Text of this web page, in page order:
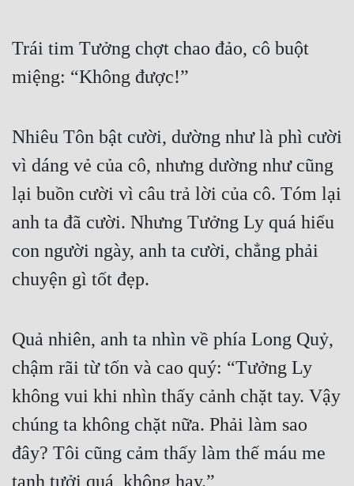
Trái tim Tưởng chợt chao đảo, cô buột
miệng: “Không được!”
Nhiêu Tôn bật cười, dường như là phì cười
vì dáng vẻ của cô, nhưng dường như cũng
lại buồn cười vì câu trả lời của cô. Tóm lại
anh ta đã cười. Nhưng Tưởng Ly quá hiểu
con người ngày, anh ta cười, chẳng phải
chuyện gì tốt đẹp.
Quả nhiên, anh ta nhìn về phía Long Quỷ,
chậm rãi từ tốn và cao quý: “Tưởng Ly
không vui khi nhìn thấy cảnh chặt tay. Vậy
chúng ta không chặt nữa. Phải làm sao
đây? Tôi cũng cảm thấy làm thế máu me
tanh tưởi quá, không hay.”